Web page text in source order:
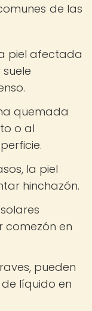
de las
piel afectada
quemada
o al
la piel
hinchazón.
en
pueden
líquido en